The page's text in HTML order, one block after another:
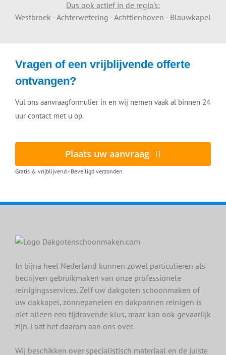
Dus ook actief in de regio's:
Westbroek - Achterwetering - Achttienhoven - Blauwkapel
Vragen of een vrijblijvende offerte
ontvangen?
Vul ons aanvraagformulier in en wij nemen vaak al binnen 24
uur contact met u op.
Plaats uw aanvraag
Gratis & vrijblijvend - Beveiligd verzonden
In bijna heel Nederland kunnen zowel particulieren als
bedrijven gebruikmaken van onze professionele
reinigingsservices. Zelf uw dakgoten schoonmaken of
uw dakkapel, zonnepanelen en dakpannen reinigen is
niet alleen een tijdrovende klus, maar kan ook gevaarlijk
zijn. Laat het daarom aan ons over.
Wij beschikken over specialistisch materiaal en de juiste